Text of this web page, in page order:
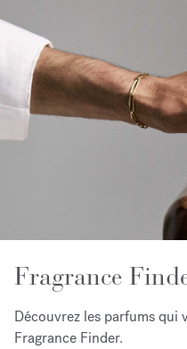
Fragrance
Découvrez les parfums qui
Fragrance Finder.